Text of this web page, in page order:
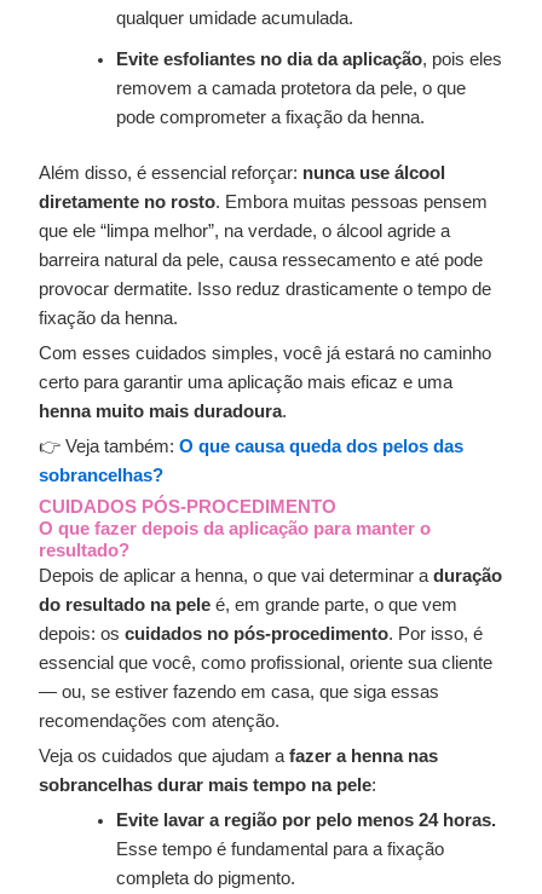
qualquer umidade acumulada.
Evite esfoliantes no dia da aplicação, pois eles
removem a camada protetora da pele, o que
pode comprometer a fixação da henna.
Além disso, é essencial reforçar: nunca use álcool
diretamente no rosto. Embora muitas pessoas pensem
que ele “limpa melhor”, na verdade, o álcool agride a
barreira natural da pele, causa ressecamento e até pode
provocar dermatite. Isso reduz drasticamente o tempo de
fixação da henna.
Com esses cuidados simples, você já estará no caminho
certo para garantir uma aplicação mais eficaz e uma
henna muito mais duradoura.
👉 Veja também:O que causa queda dos pelos das
sobrancelhas?
CUIDADOS PÓS-PROCEDIMENTO
O que fazer depois da aplicação para manter o
resultado?
Depois de aplicar a henna, o que vai determinar aduração
do resultado na pele é, em grande parte, o que vem
depois: oscuidados no pós-procedimento. Por isso, é
essencial que você, como profissional, oriente sua cliente
— ou, se estiver fazendo em casa, que siga essas
recomendações com atenção.
Veja os cuidados que ajudam afazer a henna nas
sobrancelhas durar mais tempo na pele:
Evite lavar a região por pelo menos 24 horas.
Esse tempo é fundamental para a fixação
completa do pigmento.